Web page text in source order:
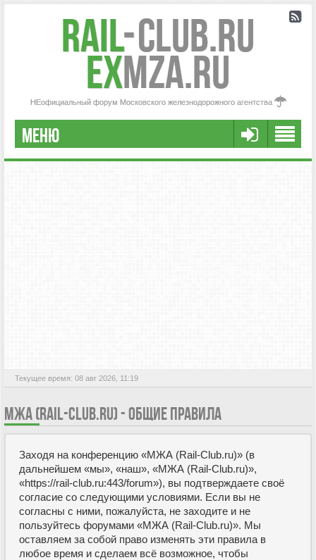
Rail-Club.RU
exMZA.RU
НЕофициальный форум Московского железнодорожного агентства
МЕНЮ
РЕГИСТРАЦИЯ
Текущее время: 08 авг 2026, 11:19
МЖА (RAIL-CLUB.RU) - ОБЩИЕ ПРАВИЛА
Заходя на конференцию «МЖА (Rail-Club.ru)» (в
дальнейшем «мы», «наш», «МЖА (Rail-Club.ru)»,
«https://rail-club.ru:443/forum»), вы подтверждаете своё
согласие со следующими условиями. Если вы не
согласны с ними, пожалуйста, не заходите и не
пользуйтесь форумами «МЖА (Rail-Club.ru)». Мы
оставляем за собой право изменять эти правила в
любое время и сделаем всё возможное, чтобы